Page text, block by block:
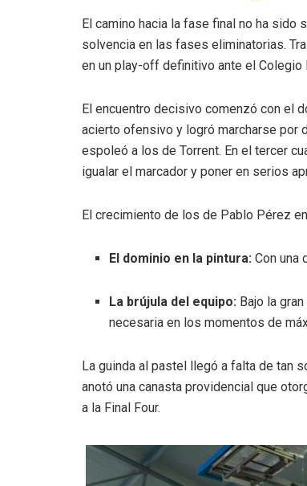
El camino hacia la fase final no ha
solvencia en las fases eliminatorias.
en un play-off definitivo ante el Colegio
El encuentro decisivo comenzó con el
acierto ofensivo y logró marcharse por
espoleó a los de Torrent. En el tercer
igualar el marcador y poner en serios
El crecimiento de los de Pablo Pérez
El dominio en la pintura: Con una
La brújula del equipo: Bajo la
necesaria en los momentos de
La guinda al pastel llegó a falta de tan
anotó una canasta providencial que
a la Final Four.